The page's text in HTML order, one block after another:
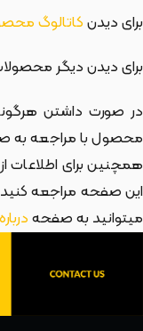
برای دیدنکاتالوگ
برای دیدن دیگر
در صورت داشتن
محصول با مراجعه
همچنین برای اطلاعات
این صفحه مراجعه
میتوانید به صفحه